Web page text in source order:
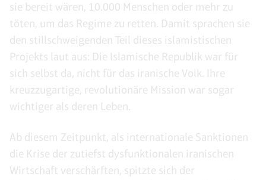
sie bereit wären, 10.000 Menschen oder mehr zu
töten, um das Regime zu retten. Damit sprachen sie
den stillschweigenden Teil dieses islamistischen
Projekts laut aus: Die Islamische Republik war für
sich selbst da, nicht für das iranische Volk. Ihre
kreuzzugartige, revolutionäre Mission war sogar
wichtiger als deren Leben.
Ab diesem Zeitpunkt, als internationale Sanktionen
die Krise der zutiefst dysfunktionalen iranischen
Wirtschaft verschärften, spitzte sich der